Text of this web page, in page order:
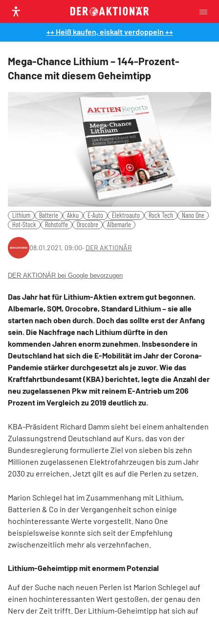
++ Heiß kaufen, eiskalt verdoppeln ++
Mega-Chance Lithium – 144-Prozent-
Chance mit diesem Geheimtipp
Lithium Batterie Akku E-Auto Elektroauto Rock Tech
Nano One
Hot-Stock
Rohstoffe Orocobre Albemarle
08.01.2021, 09:00‧ DER AKTIONÄR
DER AKTIONÄR bei Google bevorzugen
Das Jahr hat für Lithium-Aktien extrem gut begonnen.
Albemarle, SQM, Orocobre, Standard Lithium – sie alle
starten nach oben durch. Doch das sollte erst der Anfang
sein. Die Nachfrage nach Lithium dürfte in den
kommenden Jahren enorm zunehmen. Insbesondere in
Deutschland hat sich die E-Mobilität im Jahr der Corona-
Pandemie stärker durchgesetzt als je zuvor. Wie das
Kraftfahrtbundesamt (KBA) berichtet, legte die Anzahl der
neu zugelassenen Pkw mit reinem E-Antrieb um 206
Prozent im Vergleich zu 2019 deutlich zu.
KBA-Präsident Richard Damm sieht bei einem anhaltenden
Zulassungstrend Deutschland auf Kurs, das von der
Bundesregierung formulierte Ziel von sieben bis zehn
Millionen zugelassenen Elektrofahrzeugen bis zum Jahr
2030 zu erreichen. Jetzt gilt es auf die Perlen zu setzen.
Marion Schlegel hat im Zusammenhang mit Lithium,
Batterien & Co in der Vergangenheit schon einige
hochinteressante Werte vorgestellt. Nano One
beispielsweise konnte sich seit der Empfehlung
zwischenzeitlich mehr als verzehnfachen.
Lithium-Geheimtipp mit enormem Potenzial
Auf der Suche nach neuen Perlen ist Marion Schlegel auf
einen hochinteressanten Wert gestoßen, der genau den
Nerv der Zeit trifft. Der Lithium-Geheimtipp hat sich auf